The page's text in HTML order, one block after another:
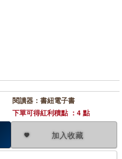
加入收藏
閱讀器：書紐電子書
下單可得紅利積點 ：4 點